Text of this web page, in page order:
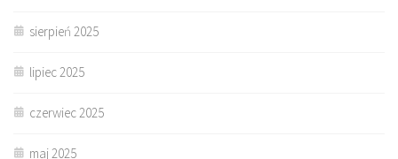
sierpień 2025
lipiec 2025
czerwiec 2025
maj 2025